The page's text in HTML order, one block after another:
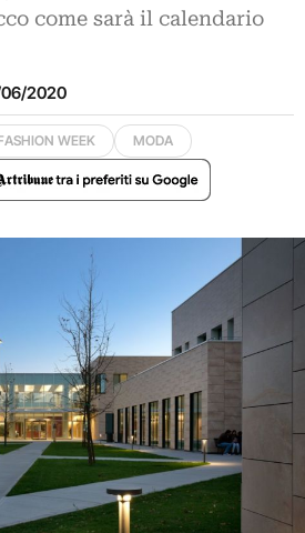
come sarà il calendario
2020
WEEK MODA